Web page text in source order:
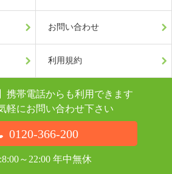
お問い合わせ
利用規約
携帯電話からも利用できます
軽にお問い合わせ下さい
0120-366-200
～22:00 年中無休